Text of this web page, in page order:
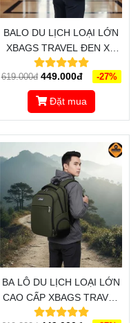
BALO DU LỊCH LOẠI LỚN
XBAGS TRAVEL ĐEN XB
1002 - BALO DU LỊCH
PHƯỢT CHỐNG NƯỚC,
THIẾT KẾ THÔNG MINH,
ĐẲNG CẤP
619.000đ 449.000đ -27%
Đặt mua
BA LÔ DU LỊCH LOẠI LỚN
CAO CẤP XBAGS TRAVEL
XB 1001 - MẪU BALO DU